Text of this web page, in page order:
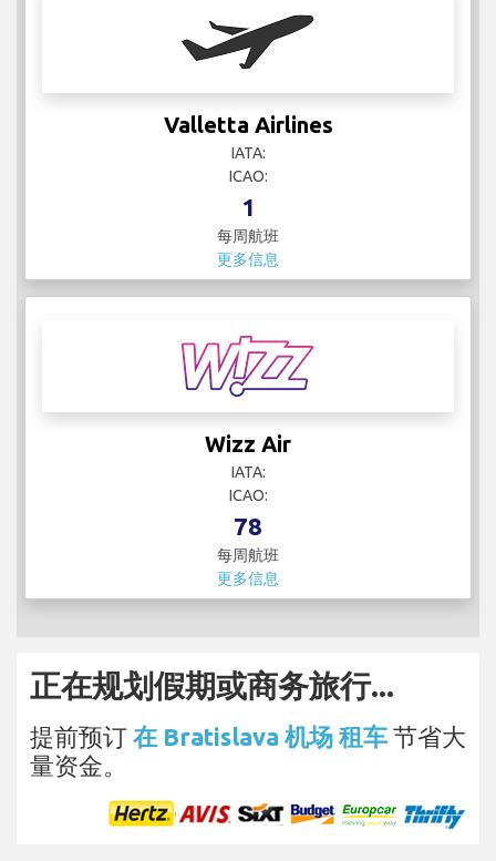
Valletta Airlines
IATA:
ICAO:
1
每周航班
更多信息
Wizz Air
IATA:
ICAO:
78
每周航班
更多信息
正在规划假期或商务旅行...
提前预订 在 Bratislava 机场 租车 节省大
量资金。